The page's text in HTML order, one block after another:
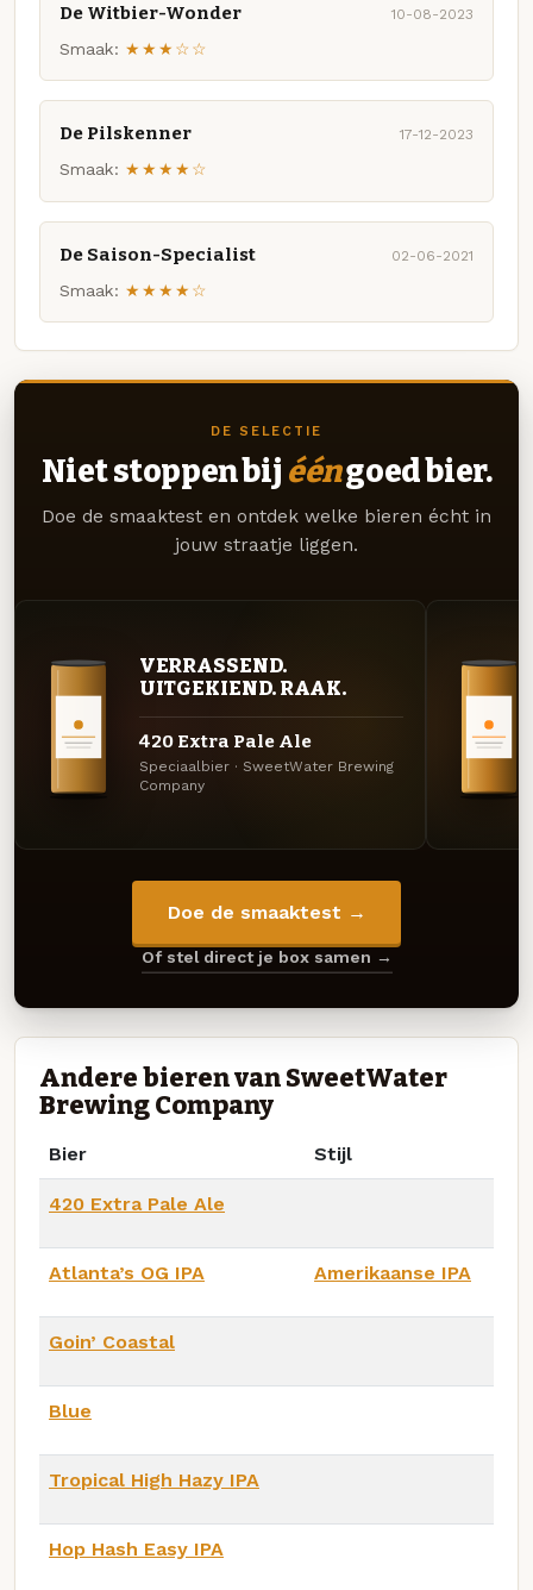
De Witbier-Wonder 10-08-2023
Smaak: ★★★☆☆
De Pilskenner 17-12-2023
Smaak: ★★★★☆
De Saison-Specialist 02-06-2021
Smaak: ★★★★☆
DE SELECTIE
Niet stoppen bij ééngoed bier.
Doe de smaaktest en ontdek welke bieren écht in
jouw straatje liggen.
VERRASSEND.
UITGEKIEND. RAAK.
420 Extra Pale Ale
Speciaalbier · SweetWater Brewing
Company
Doe de smaaktest →
Of stel direct je box samen →
Andere bieren van SweetWater
Brewing Company
Bier Stijl
420 Extra Pale Ale
Atlanta’s OG IPA Amerikaanse IPA
Goin’ Coastal
Blue
Tropical High Hazy IPA
Hop Hash Easy IPA